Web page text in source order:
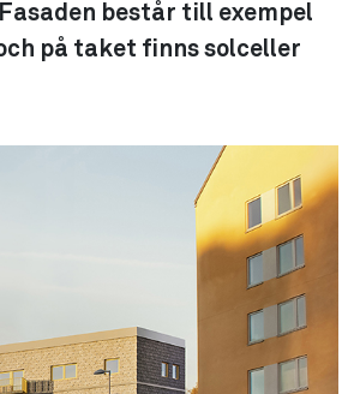
består till exempel
på taket finns solceller